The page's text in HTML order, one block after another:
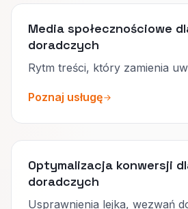
Media społecznościowe
doradczych
Rytm treści, który zamienia
Poznaj usługę
Optymalizacja konwersji
doradczych
Usprawnienia lejka, wezwań